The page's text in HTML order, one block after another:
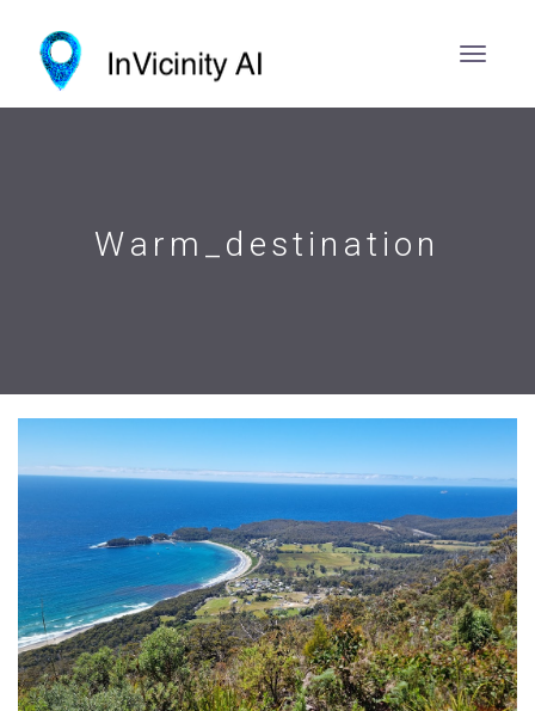
Warm_destination